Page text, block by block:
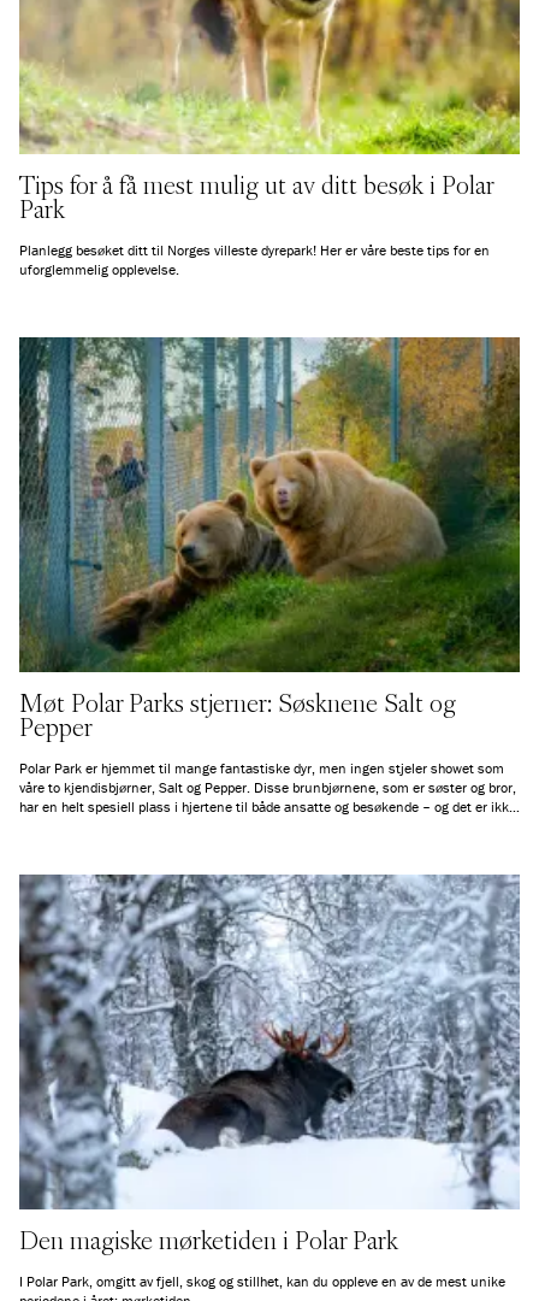
Tips for å få mest mulig ut av ditt besøk i Polar
Park
Planlegg besøket ditt til Norges villeste dyrepark! Her er våre beste tips for en
uforglemmelig opplevelse.
Møt Polar Parks stjerner: Søsknene Salt og
Pepper
Polar Park er hjemmet til mange fantastiske dyr, men ingen stjeler showet som
våre to kjendisbjørner, Salt og Pepper. Disse brunbjørnene, som er søster og bror,
har en helt spesiell plass i hjertene til både ansatte og besøkende – og det er ikke
Den magiske mørketiden i Polar Park
I Polar Park, omgitt av fjell, skog og stillhet, kan du oppleve en av de mest unike